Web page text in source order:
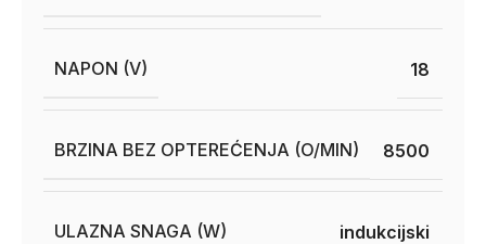
NAPON (V) 18
BRZINA BEZ OPTEREĆENJA (O/MIN) 8500
ULAZNA SNAGA (W) indukcijski